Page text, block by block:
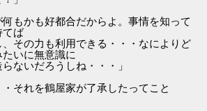
もかも好都合だからよ。事情を知って
てば
その力も利用できる・・・なによりど
いに無意識に
ないだろうしね・・・」
それを鶴屋家が了承したってこと